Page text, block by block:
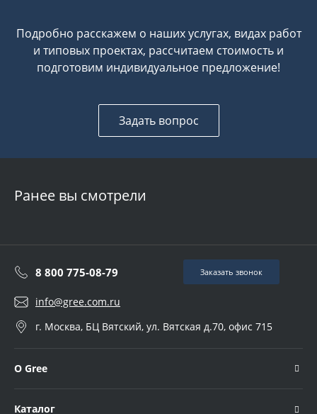
Подробно расскажем о наших услугах, видах работ
и типовых проектах, рассчитаем стоимость и
подготовим индивидуальное предложение!
Задать вопрос
Ранее вы смотрели
8 800 775-08-79 Заказать звонок
info@gree.com.ru
г. Москва, БЦ Вятский, ул. Вятская д.70, офис 715
О Gree
Каталог